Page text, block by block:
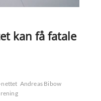
kan få fatale
nettet Andreas Bibow